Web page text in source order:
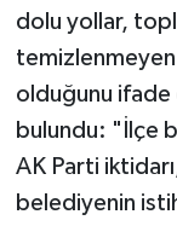
dolu yollar,
olduğunu
bulundu: "İlçe
AK Parti
belediyenin